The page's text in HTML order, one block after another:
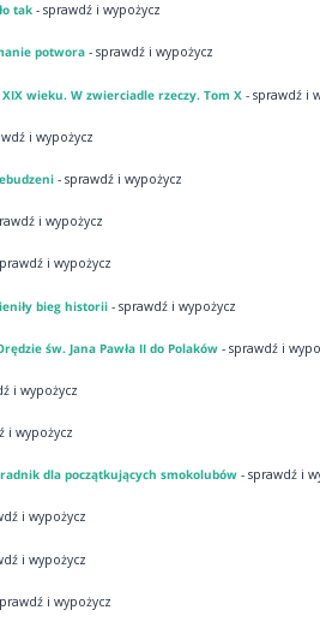
tak- sprawdź i wypożycz
potwora- sprawdź i wypożycz
wieku. W zwierciadle rzeczy. Tom X- sprawdź i
i wypożycz
- sprawdź i wypożycz
i wypożycz
i wypożycz
bieg historii- sprawdź i wypożycz
św. Jana Pawła II do Polaków- sprawdź i
i wypożycz
i wypożycz
dla początkujących smokolubów- sprawdź i
i wypożycz
i wypożycz
i wypożycz